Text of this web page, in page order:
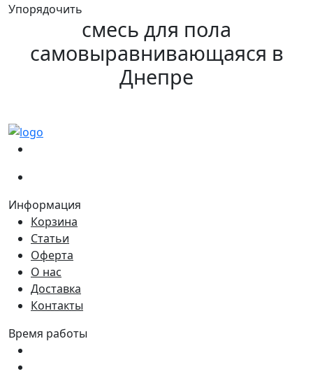
Упорядочить
смесь для пола
самовыравнивающаяся в
Днепре
Информация
Корзина
Статьи
Оферта
О нас
Доставка
Контакты
Время работы